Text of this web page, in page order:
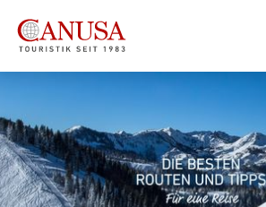
Reisearten
Inspiration